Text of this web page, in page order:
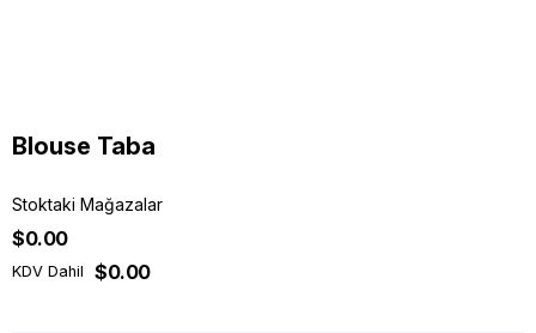
Blouse Taba
Stoktaki Mağazalar
$0.00
KDV Dahil $0.00